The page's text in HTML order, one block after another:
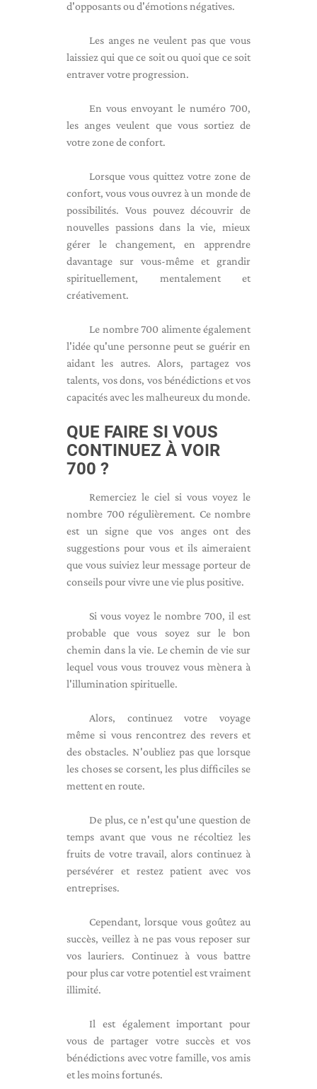
d'opposants ou d'émotions négatives.
Les anges ne veulent pas que vous
laissiez qui que ce soit ou quoi que ce soit
entraver votre progression.
En vous envoyant le numéro 700,
les anges veulent que vous sortiez de
votre zone de confort.
Lorsque vous quittez votre zone de
confort, vous vous ouvrez à un monde de
possibilités. Vous pouvez découvrir de
nouvelles passions dans la vie, mieux
gérer le changement, en apprendre
davantage sur vous-même et grandir
spirituellement, mentalement et
créativement.
Le nombre 700 alimente également
l'idée qu'une personne peut se guérir en
aidant les autres. Alors, partagez vos
talents, vos dons, vos bénédictions et vos
capacités avec les malheureux du monde.
QUE FAIRE SI VOUS
CONTINUEZ À VOIR
700 ?
Remerciez le ciel si vous voyez le
nombre 700 régulièrement. Ce nombre
est un signe que vos anges ont des
suggestions pour vous et ils aimeraient
que vous suiviez leur message porteur de
conseils pour vivre une vie plus positive.
Si vous voyez le nombre 700, il est
probable que vous soyez sur le bon
chemin dans la vie. Le chemin de vie sur
lequel vous vous trouvez vous mènera à
l'illumination spirituelle.
Alors, continuez votre voyage
même si vous rencontrez des revers et
des obstacles. N'oubliez pas que lorsque
les choses se corsent, les plus difficiles se
mettent en route.
De plus, ce n'est qu'une question de
temps avant que vous ne récoltiez les
fruits de votre travail, alors continuez à
persévérer et restez patient avec vos
entreprises.
Cependant, lorsque vous goûtez au
succès, veillez à ne pas vous reposer sur
vos lauriers. Continuez à vous battre
pour plus car votre potentiel est vraiment
illimité.
Il est également important pour
vous de partager votre succès et vos
bénédictions avec votre famille, vos amis
et les moins fortunés.